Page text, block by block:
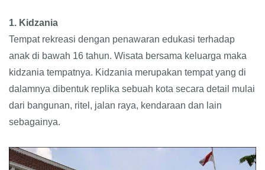
1. Kidzania
Tempat rekreasi dengan penawaran edukasi terhadap
anak di bawah 16 tahun. Wisata bersama keluarga maka
kidzania tempatnya. Kidzania merupakan tempat yang di
dalamnya dibentuk replika sebuah kota secara detail mulai
dari bangunan, ritel, jalan raya, kendaraan dan lain
sebagainya.